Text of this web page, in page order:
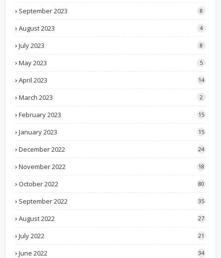
September 2023 8
August 2023 4
July 2023 8
May 2023 5
April 2023 14
March 2023 2
February 2023 15
January 2023 15
December 2022 24
November 2022 18
October 2022 80
September 2022 35
August 2022 27
July 2022 21
June 2022 34